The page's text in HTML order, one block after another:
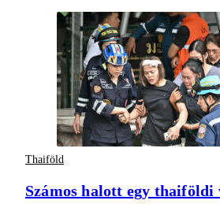
Thaiföld
Számos halott egy thaiföldi